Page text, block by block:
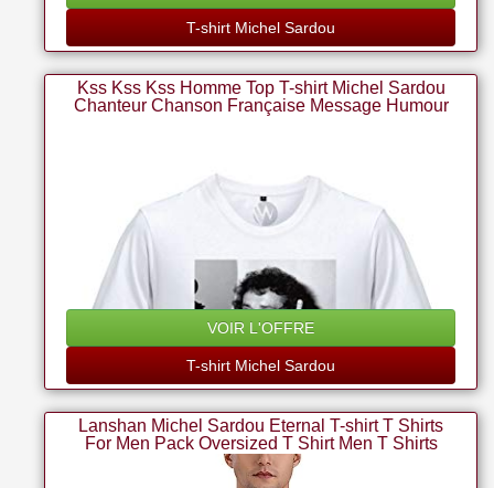
T-shirt Michel Sardou
Kss Kss Kss Homme Top T-shirt Michel Sardou
Chanteur Chanson Française Message Humour
VOIR L'OFFRE
T-shirt Michel Sardou
Lanshan Michel Sardou Eternal T-shirt T Shirts
For Men Pack Oversized T Shirt Men T Shirts
Sweat Shirt